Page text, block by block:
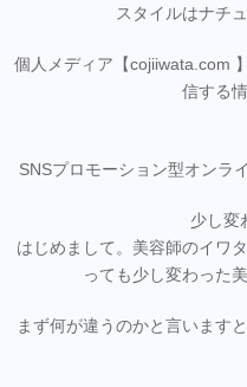
スタイルはナチ
個人メディア【cojiiwata.com
信する
SNSプロモーション型オンラ
少し変
はじめまして。美容師のイワ
っても少し変わった
まず何が違うのかと言います